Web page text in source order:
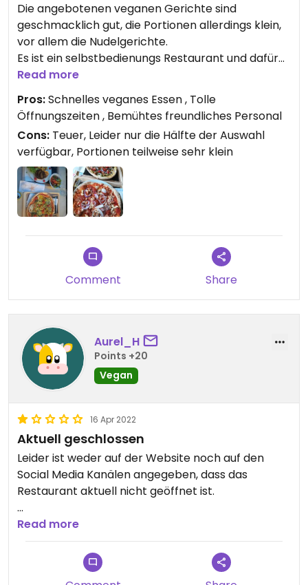
Die angebotenen veganen Gerichte sind
geschmacklich gut, die Portionen allerdings klein,
vor allem die Nudelgerichte.
Es ist ein selbstbedienungs Restaurant und dafür
echt teuer - mittlerweile kostet jedes vegane
Gericht € 14,-!
Leider war bei uns nur die Hälfte der Auswahl
verfügbar, was echt schade war.
Wichtig ist auch, immer mit dem Zusatz 'VEGAN' zu
bestellen, sonst kann es auch vorkommen, dass
man ein Fleischgericht oder eine vegetarische
Pizza mit Käse bekommt...
Allerdings sind das gesamte Personal sowie die
Updated from previous review on 2022-06-22
Read more
Pros:Schnelles veganes Essen , Tolle
Öffnungszeiten , Bemühtes freundliches Personal
Cons: Teuer, Leider nur die Hälfte der Auswahl
verfügbar, Portionen teilweise sehr klein
Comment Share
Aurel_H
Points +20
Vegan
16 Apr 2022
Aktuell geschlossen
Leider ist weder auf der Website noch auf den
Social Media Kanälen angegeben, dass das
Restaurant aktuell nicht geöffnet ist.
Updated from previous review on 2022-04-16
Read more